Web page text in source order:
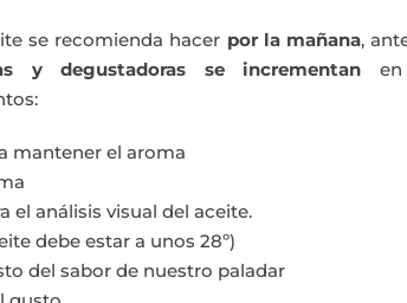
se recomienda hacer por la mañana,
y degustadoras se incrementan en
mantener el aroma
el análisis visual del aceite.
debe estar a unos 28º)
del sabor de nuestro paladar